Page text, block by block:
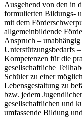
Ausgehend von den in
formulierten Bildungs-
mit dem
allgemeinbildende
Anspruch –
Unterstützungsbedarfs
Kompetenzen für die
gesellschaftliche
Schüler zu einer
Lebensgestaltung zu
bzw. jedem
gesellschaftlichen und
umfassende Bildung